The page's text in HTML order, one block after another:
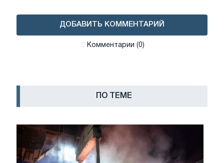
ДОБАВИТЬ КОММЕНТАРИЙ
Комментарии (0)
ПО ТЕМЕ